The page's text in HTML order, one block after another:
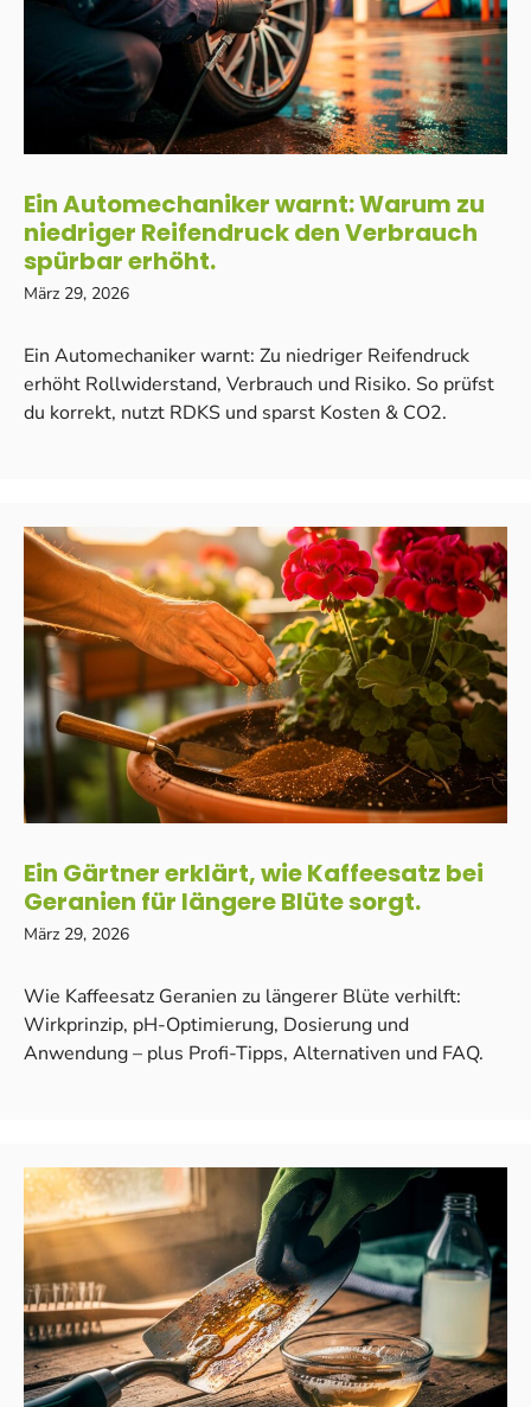
Ein Automechaniker warnt: Warum zu
niedriger Reifendruck den Verbrauch
spürbar erhöht.
März 29, 2026
Ein Automechaniker warnt: Zu niedriger Reifendruck
erhöht Rollwiderstand, Verbrauch und Risiko. So prüfst
du korrekt, nutzt RDKS und sparst Kosten & CO2.
Ein Gärtner erklärt, wie Kaffeesatz bei
Geranien für längere Blüte sorgt.
März 29, 2026
Wie Kaffeesatz Geranien zu längerer Blüte verhilft:
Wirkprinzip, pH-Optimierung, Dosierung und
Anwendung – plus Profi-Tipps, Alternativen und FAQ.